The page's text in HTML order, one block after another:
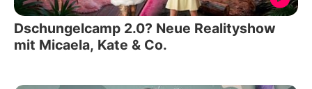
Dschungelcamp 2.0? Neue Realityshow
mit Micaela, Kate & Co.